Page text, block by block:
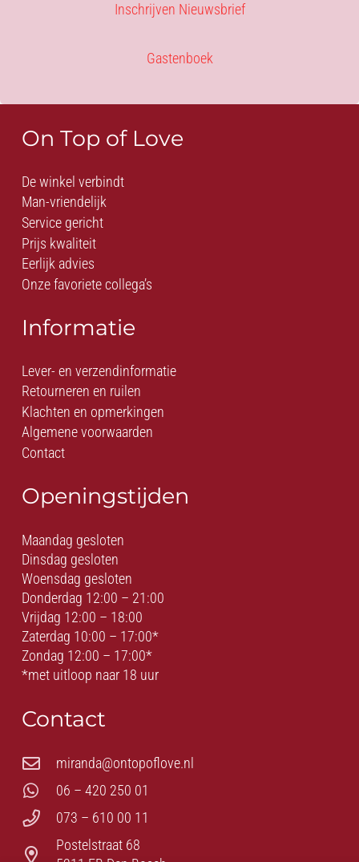
Inschrijven Nieuwsbrief
Gastenboek
On Top of Love
De winkel verbindt
Man-vriendelijk
Service gericht
Prijs kwaliteit
Eerlijk advies
Onze favoriete collega’s
Informatie
Lever- en verzendinformatie
Retourneren en ruilen
Klachten en opmerkingen
Algemene voorwaarden
Contact
Openingstijden
Maandag gesloten
Dinsdag gesloten
Woensdag gesloten
Donderdag 12:00 – 21:00
Vrijdag 12:00 – 18:00
Zaterdag 10:00 – 17:00*
Zondag 12:00 – 17:00*
*met uitloop naar 18 uur
Contact
miranda@ontopoflove.nl
06 – 420 250 01
073 – 610 00 11
Postelstraat 68